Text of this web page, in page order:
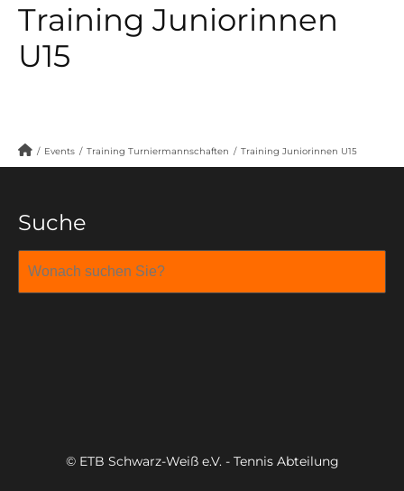
Training Juniorinnen
U15
/ Events / Training Turniermannschaften / Training Juniorinnen U15
Suche
© ETB Schwarz-Weiß e.V. - Tennis Abteilung